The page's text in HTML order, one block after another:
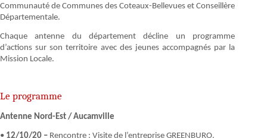
Communauté de Communes des Coteaux-Bellevues et Conseillère
Départementale.
Chaque antenne du département décline un programme
d’actions sur son territoire avec des jeunes accompagnés par la
Mission Locale.
Le programme
Antenne Nord-Est / Aucamville
• 12/10/20 – Rencontre : Visite de l’entreprise GREENBURO.